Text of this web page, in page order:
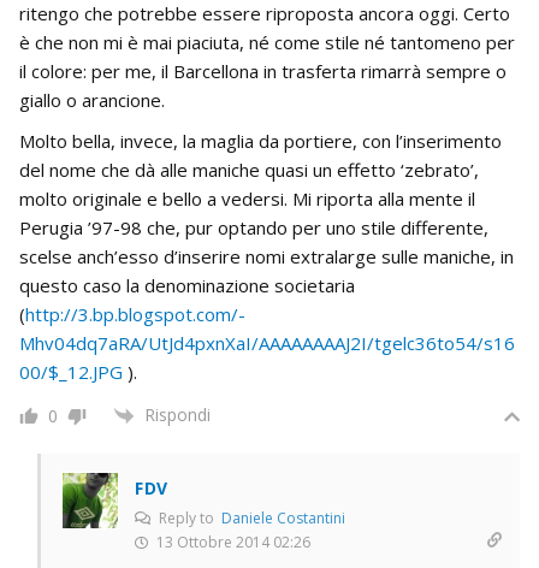
ritengo che potrebbe essere riproposta ancora oggi. Certo
è che non mi è mai piaciuta, né come stile né tantomeno per
il colore: per me, il Barcellona in trasferta rimarrà sempre o
giallo o arancione.
Molto bella, invece, la maglia da portiere, con l’inserimento
del nome che dà alle maniche quasi un effetto ‘zebrato’,
molto originale e bello a vedersi. Mi riporta alla mente il
Perugia ’97-98 che, pur optando per uno stile differente,
scelse anch’esso d’inserire nomi extralarge sulle maniche, in
questo caso la denominazione societaria
(http://3.bp.blogspot.com/-
Mhv04dq7aRA/UtJd4pxnXaI/AAAAAAAAJ2I/tgelc36to54/s16
00/$_12.JPG ).
0 Rispondi
FDV
Reply to Daniele Costantini
13 Ottobre 2014 02:26